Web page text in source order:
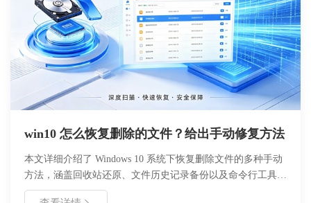
win10 怎么恢复删除的文件？给出手动修复方法
本文详细介绍了 Windows 10 系统下恢复删除文件的多种手动
方法，涵盖回收站还原、文件历史记录备份以及命令行工具使
用。文章分析了文件删除的底层原理，强调了数据恢复的黄金